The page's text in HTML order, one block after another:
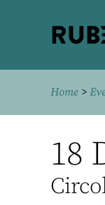
Home >
18